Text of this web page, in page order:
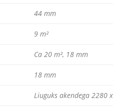
44 mm
9 m²
Ca 20 m², 18 mm
18 mm
Liuguks akendega 2280